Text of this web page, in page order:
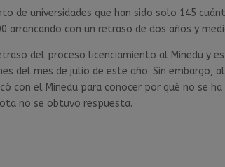
de universidades que han sido solo 145
arrancando con un retraso de dos años y
del proceso licenciamiento al Minedu y
del mes de julio de este año. Sin embargo,
con el Minedu para conocer por qué no se
no se obtuvo respuesta.